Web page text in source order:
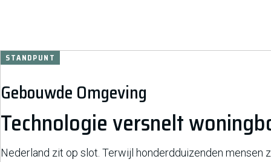
Gebouwde Omgeving
Technologie versnelt
Nederland zit op slot. Terwijl honderdduizenden mensen
STANDPUNT